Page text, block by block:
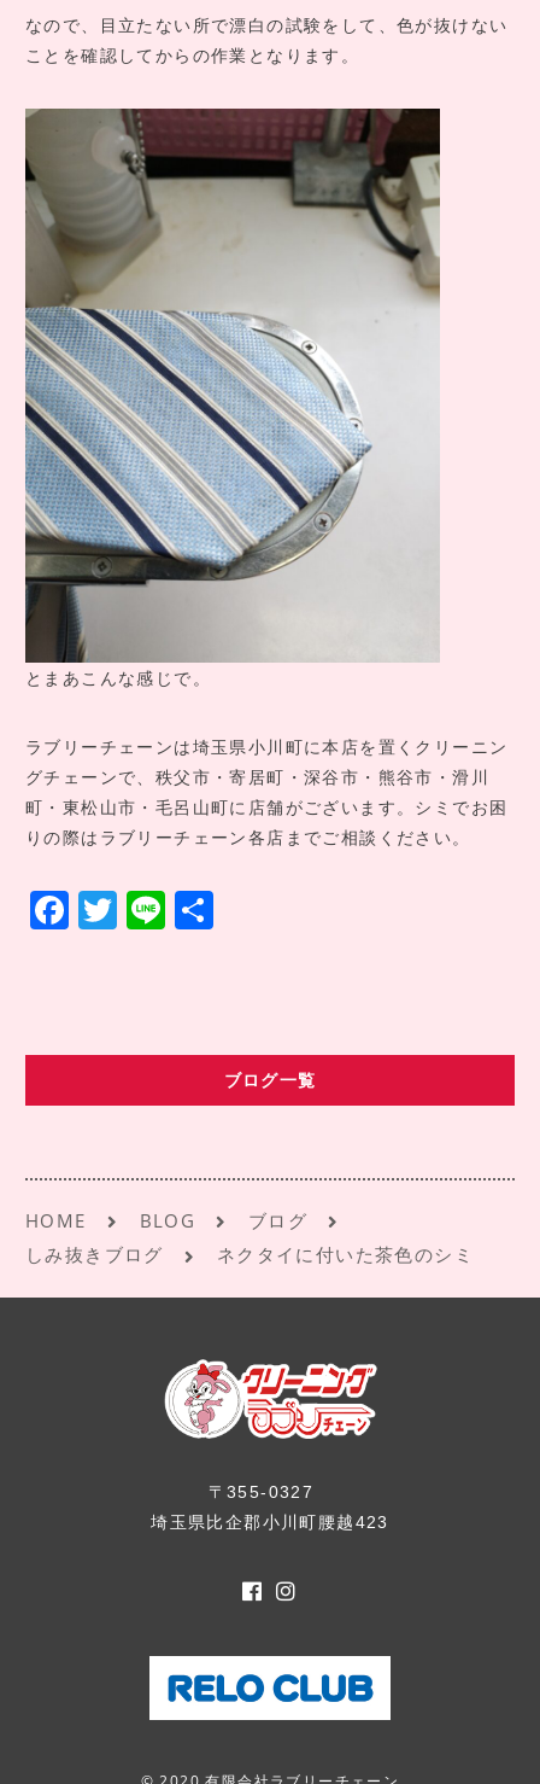
なので、目立たない所で漂白の試験をして、色が抜けない
ことを確認してからの作業となります。
とまあこんな感じで。
ラブリーチェーンは埼玉県小川町に本店を置くクリーニン
グチェーンで、秩父市・寄居町・深谷市・熊谷市・滑川
町・東松山市・毛呂山町に店舗がございます。シミでお困
りの際はラブリーチェーン各店までご相談ください。
F
b
o
k
T
r
Li
ブログ一覧
HOME BLOG
ブログ
しみ抜きブログ
ネクタイに付いた茶色のシミ
〒355-0327
埼玉県比企郡小川町腰越423